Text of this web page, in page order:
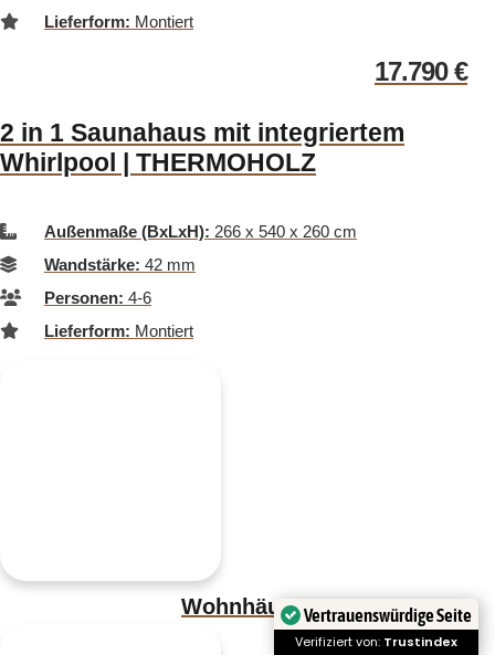
Lieferform: Montiert
17.790€
2 in 1 Saunahaus mit integriertem
Whirlpool | THERMOHOLZ
Außenmaße (BxLxH): 266 x 540 x 260 cm
Wandstärke: 42 mm
Personen: 4-6
Lieferform: Montiert
WohnhäuserVertrauenswürdige Seite
Verifiziert von: Trustindex